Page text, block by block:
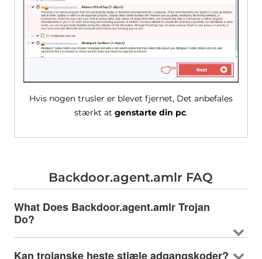
Hvis nogen trusler er blevet fjernet, Det anbefales
stærkt at genstarte din pc.
Backdoor.agent.amlr FAQ
What Does Backdoor.agent.amlr Trojan
Do?
Kan trojanske heste stjæle adgangskoder?